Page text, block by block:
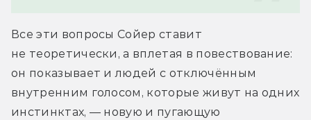
Все эти вопросы Сойер ставит
не теоретически, а вплетая в повествование:
он показывает и людей с отключённым
внутренним голосом, которые живут на одних
инстинктах, — новую и пугающую